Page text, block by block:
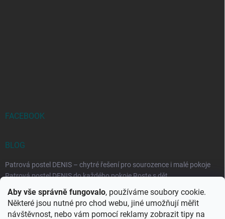
Aby vše správně fungovalo, používáme soubory cookie.
Některé jsou nutné pro chod webu, jiné umožňují měřit
návštěvnost, nebo vám pomocí reklamy zobrazit tipy na
FACEBOOK
BLOG
Patrová postel DENIS – chytré řešení pro sourozence i malé pokoje
Patrová postel DENIS do každého pokoje Roste s dět...
Rozkládací postele RELAX – ideální řešení pro malé prostory i
každodenní spaní
Rozkládací postel, která se přizpůsobí vašemu živo...